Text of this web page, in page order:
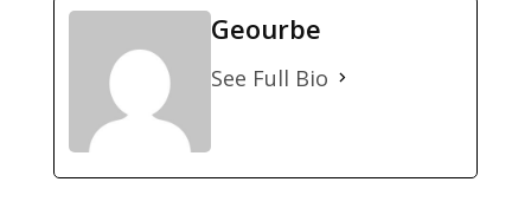
Geourbe
See Full Bio